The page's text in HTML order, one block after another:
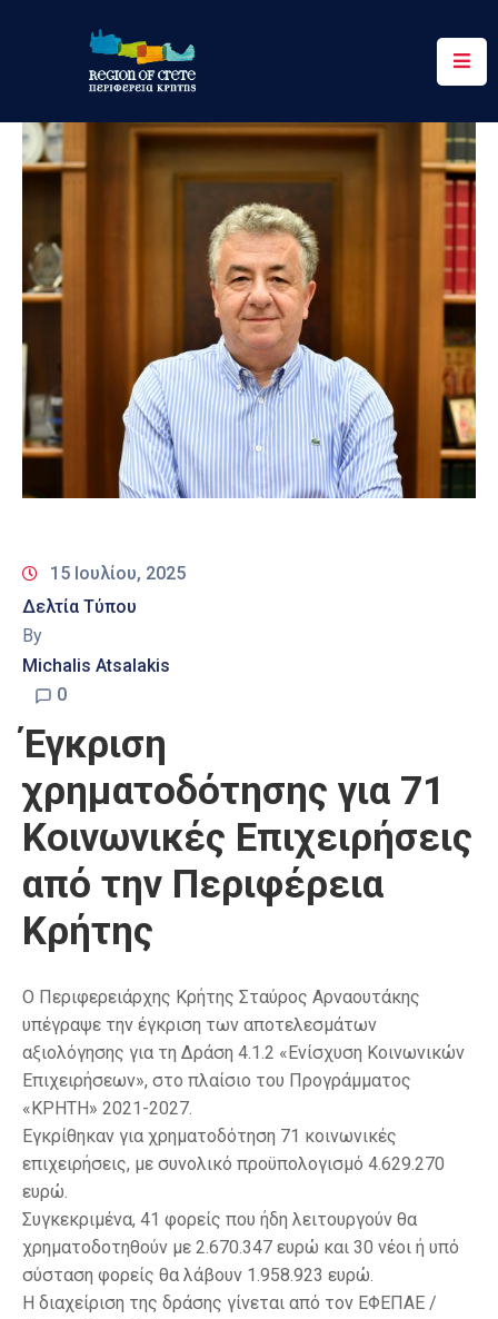
Περιφέρεια
Ενημέρωση
Δράσεις
Ψηφιακές
Επικοινωνία
15 Ιουλίου, 2025
Δελτία Τύπου
By
Michalis Atsalakis
0
Έγκριση
χρηματοδότησης για 71
Κοινωνικές Επιχειρήσεις
από την Περιφέρεια
Κρήτης
Ο Περιφερειάρχης Κρήτης Σταύρος Αρναουτάκης
υπέγραψε την έγκριση των αποτελεσμάτων
αξιολόγησης για τη Δράση 4.1.2 «Ενίσχυση Κοινωνικών
Επιχειρήσεων», στο πλαίσιο του Προγράμματος
«ΚΡΗΤΗ» 2021-2027.
Εγκρίθηκαν για χρηματοδότηση 71 κοινωνικές
επιχειρήσεις, με συνολικό προϋπολογισμό 4.629.270
ευρώ.
Συγκεκριμένα, 41 φορείς που ήδη λειτουργούν θα
χρηματοδοτηθούν με 2.670.347 ευρώ και 30 νέοι ή υπό
σύσταση φορείς θα λάβουν 1.958.923 ευρώ.
Η διαχείριση της δράσης γίνεται από τον ΕΦΕΠΑΕ /